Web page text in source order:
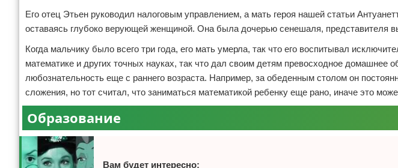
Его отец Этьен руководил налоговым управлением, а мать героя нашей статьи
оставаясь глубоко верующей женщиной. Она была дочерью сенешаля, представителя
Когда мальчику было всего три года, его мать умерла, так что его воспитывал
математике и других точных науках, так что дал своим детям превосходное домашнее
любознательность еще с раннего возраста. Например, за обеденным столом он
сложения, но тот считал, что заниматься математикой ребенку еще рано, иначе это
Образование
Вам будет интересно: